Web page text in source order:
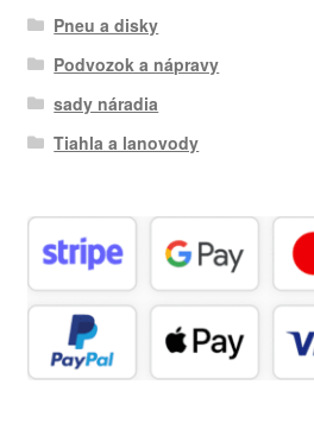
Pneu a disky
Podvozok a nápravy
sady náradia
Tiahla a lanovody